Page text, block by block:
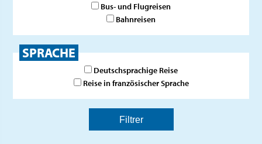
Bus- und Flugreisen
Bahnreisen
SPRACHE
Deutschsprachige Reise
Reise in französischer Sprache